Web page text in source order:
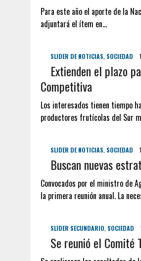
Para este año el aporte de la
adjuntará el ítem en…
SLIDER DE NOTICIAS SOCIEDAD
Extienden el plazo
Competitiva
Los interesados tienen tiempo
productores frutícolas del Sur
SLIDER DE NOTICIAS SOCIEDAD
Buscan nuevas
Convocados por el ministro de
la primera reunión anual. La
SLIDER SECUNDARIO SOCIEDAD
Se reunió el Comité